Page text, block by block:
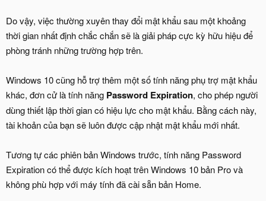
Do vậy, việc thường xuyên thay đổi mật khẩu sau một khoảng
thời gian nhất định chắc chắn sẽ là giải pháp cực kỳ hữu hiệu để
phòng tránh những trường hợp trên.
Windows 10 cũng hỗ trợ thêm một số tính năng phụ trợ mật khẩu
khác, đơn cử là tính năng Password Expiration, cho phép người
dùng thiết lập thời gian có hiệu lực cho mật khẩu. Bằng cách này,
tài khoản của bạn sẽ luôn được cập nhật mật khẩu mới nhất.
Tương tự các phiên bản Windows trước, tính năng Password
Expiration có thể được kích hoạt trên Windows 10 bản Pro và
không phù hợp với máy tính đã cài sẵn bản Home.